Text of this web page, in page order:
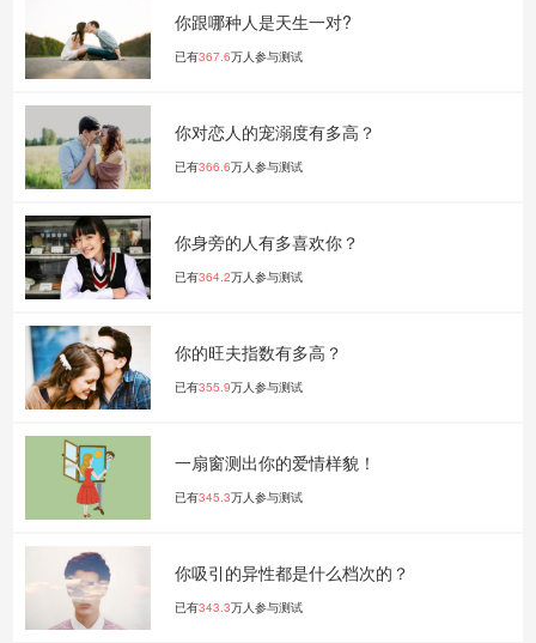
你跟哪种人是天生一对?
已有367.6万人参与测试
你对恋人的宠溺度有多高？
已有366.6万人参与测试
你身旁的人有多喜欢你？
已有364.2万人参与测试
你的旺夫指数有多高？
已有355.9万人参与测试
一扇窗测出你的爱情样貌！
已有345.3万人参与测试
你吸引的异性都是什么档次的？
已有343.3万人参与测试